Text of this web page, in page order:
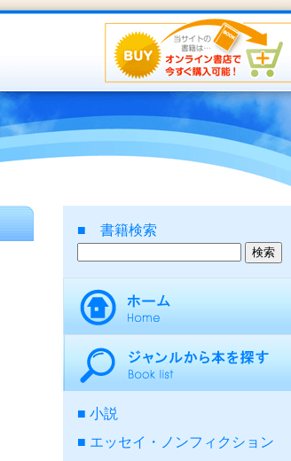
■ 書籍検索
小説
エッセイ・ノンフィクション